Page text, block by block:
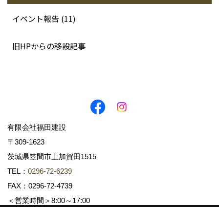
イベント報告 (11)
旧HPからの移設記事
有限会社福田建設
〒309-1623
茨城県笠間市上加賀田1515
TEL： 0296-72-6239
FAX：0296-72-4739
＜営業時間＞8:00～17:00